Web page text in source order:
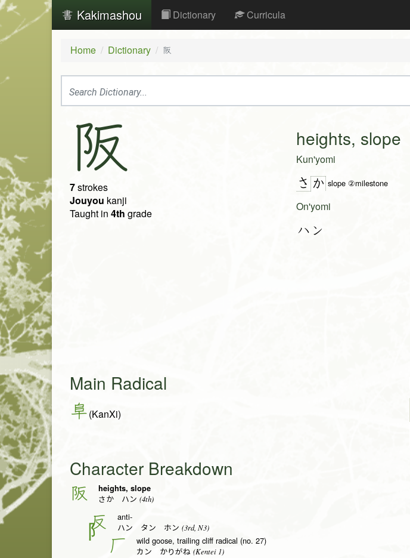
Kakimashou Dictionary Curricula
Home Dictionary 阪
阪
7strokes
Jouyou kanji
Taught in 4th grade
heights, slope
Kun'yomi
さ か slope ②milestone
On'yomi
ハン
Main Radical
阜(KanXi)
Character Breakdown
阪 heights, slope
さか ハン (4th)
反 anti-
ハン タン ホン (3rd, N3)
厂 wild goose, trailing cliff radical (no. 27)
カン かりがね (Kentei 1)